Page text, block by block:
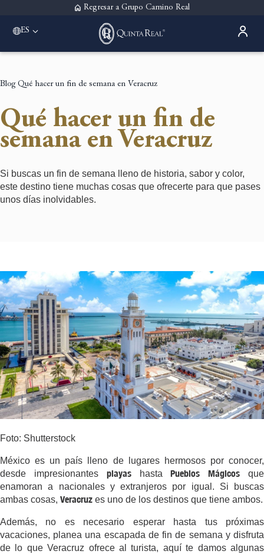
Regresar a Grupo Camino Real
ES Please select a destination
Aguascalientes
Guadalajara
Quinta Real Guadalajara
Monterrey
Quinta Real Huatulco
Quinta Real Oaxaca
Puebla
Blog Qué hacer un fin de semana en Veracruz
Qué hacer un fin de
semana en Veracruz
Si buscas un fin de semana lleno de historia, sabor y color,
este destino tiene muchas cosas que ofrecerte para que pases
unos días inolvidables.
Foto: Shutterstock
México es un país lleno de lugares hermosos por conocer,
desde impresionantes playashastaPueblos Mágicos que
enamoran a nacionales y extranjeros por igual. Si buscas
ambas cosas, Veracruz es uno de los destinos que tiene ambos.
Además, no es necesario esperar hasta tus próximas
vacaciones, planea una escapada de fin de semana y disfruta
de lo que Veracruz ofrece al turista, aquí te damos algunas